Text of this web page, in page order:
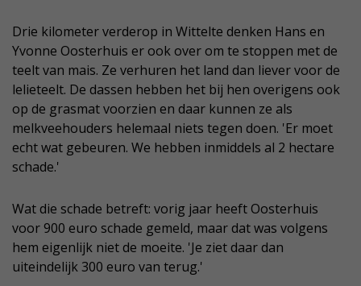
Drie kilometer verderop in Wittelte denken Hans en
Yvonne Oosterhuis er ook over om te stoppen met de
teelt van mais. Ze verhuren het land dan liever voor de
lelieteelt. De dassen hebben het bij hen overigens ook
op de grasmat voorzien en daar kunnen ze als
melkveehouders helemaal niets tegen doen. 'Er moet
echt wat gebeuren. We hebben inmiddels al 2 hectare
schade.'
Wat die schade betreft: vorig jaar heeft Oosterhuis
voor 900 euro schade gemeld, maar dat was volgens
hem eigenlijk niet de moeite. 'Je ziet daar dan
uiteindelijk 300 euro van terug.'